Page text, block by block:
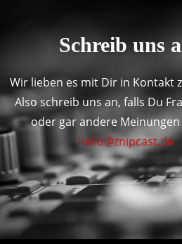
Schreib uns
Wir lieben es mit Dir in Kontakt
Also schreib uns an, falls Du
oder gar andere Meinungen
hello@znipcast.de